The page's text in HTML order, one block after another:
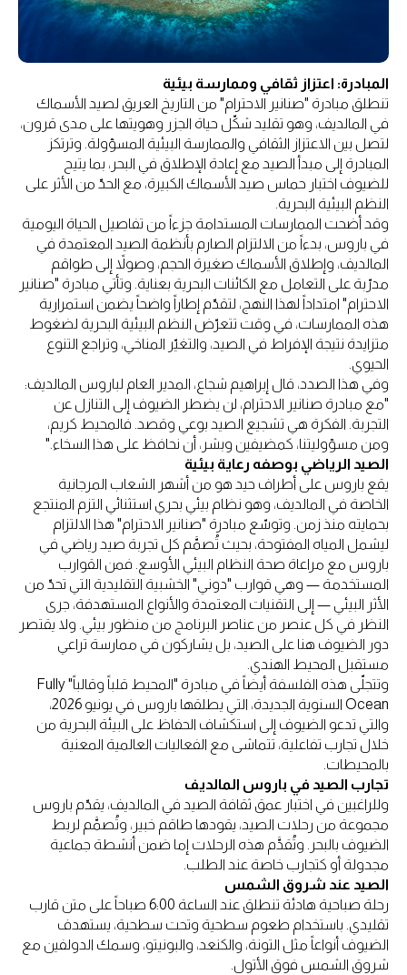
المبادرة: اعتزاز ثقافي وممارسة بيئية
تنطلق مبادرة "صنانير الاحترام" من التاريخ العريق لصيد الأسماك
في المالديف، وهو تقليد شكّل حياة الجزر وهويتها على مدى قرون،
لتصل بين الاعتزاز الثقافي والممارسة البيئية المسؤولة. وترتكز
المبادرة إلى مبدأ الصيد مع إعادة الإطلاق في البحر، بما يتيح
للضيوف اختبار حماس صيد الأسماك الكبيرة، مع الحدّ من الأثر على
النظم البيئية البحرية.
وقد أضحت الممارسات المستدامة جزءاً من تفاصيل الحياة اليومية
في باروس، بدءاً من الالتزام الصارم بأنظمة الصيد المعتمدة في
المالديف، وإطلاق الأسماك صغيرة الحجم، وصولاً إلى طواقم
مدرّبة على التعامل مع الكائنات البحرية بعناية. وتأتي مبادرة "صنانير
الاحترام" امتداداً لهذا النهج، لتقدّم إطاراً واضحاً يضمن استمرارية
هذه الممارسات، في وقت تتعرّض النظم البيئية البحرية لضغوط
متزايدة نتيجة الإفراط في الصيد، والتغيّر المناخي، وتراجع التنوع
الحيوي.
وفي هذا الصدد، قال إبراهيم شجاع، المدير العام لباروس المالديف:
"مع مبادرة صنانير الاحترام، لن يضطر الضيوف إلى التنازل عن
التجربة. الفكرة هي تشجيع الصيد بوعي وقصد. فالمحيط كريم،
ومن مسؤوليتنا، كمضيفين وبشر، أن نحافظ على هذا السخاء."
الصيد الرياضي بوصفه رعاية بيئية
يقع باروس على أطراف حيد هو من أشهر الشعاب المرجانية
الخاصة في المالديف، وهو نظام بيئي بحري استثنائي التزم المنتجع
بحمايته منذ زمن. وتوسّع مبادرة "صنانير الاحترام" هذا الالتزام
ليشمل المياه المفتوحة، بحيث تُصمَّم كل تجربة صيد رياضي في
باروس مع مراعاة صحة النظام البيئي الأوسع. فمن القوارب
المستخدمة — وهي قوارب "دوني" الخشبية التقليدية التي تحدّ من
الأثر البيئي — إلى التقنيات المعتمدة والأنواع المستهدفة، جرى
النظر في كل عنصر من عناصر البرنامج من منظور بيئي. ولا يقتصر
دور الضيوف هنا على الصيد، بل يشاركون في ممارسة تراعي
مستقبل المحيط الهندي.
وتتجلّى هذه الفلسفة أيضاً في مبادرة "المحيط قلباً وقالباً" Fully
Ocean السنوية الجديدة، التي يطلقها باروس في يونيو 2026،
والتي تدعو الضيوف إلى استكشاف الحفاظ على البيئة البحرية من
خلال تجارب تفاعلية، تتماشى مع الفعاليات العالمية المعنية
بالمحيطات.
تجارب الصيد في باروس المالديف
وللراغبين في اختبار عمق ثقافة الصيد في المالديف، يقدّم باروس
مجموعة من رحلات الصيد، يقودها طاقم خبير، وتُصمَّم لربط
الضيوف بالبحر. وتُقدَّم هذه الرحلات إما ضمن أنشطة جماعية
مجدولة أو كتجارب خاصة عند الطلب.
الصيد عند شروق الشمس
رحلة صباحية هادئة تنطلق عند الساعة 6:00 صباحاً على متن قارب
تقليدي. باستخدام طعوم سطحية وتحت سطحية، يستهدف
الضيوف أنواعاً مثل التونة، والكنعد، والبونيتو، وسمك الدولفين مع
شروق الشمس فوق الأتول.